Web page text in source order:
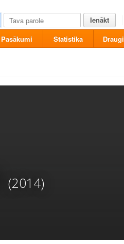
Ienākt
Pasākumi Statistika Draugi
(2014)